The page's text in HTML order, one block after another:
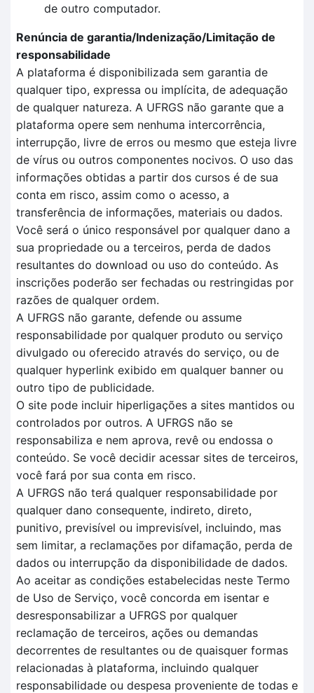
de outro computador.
Renúncia de garantia/Indenização/Limitação de
responsabilidade
A plataforma é disponibilizada sem garantia de
qualquer tipo, expressa ou implícita, de adequação
de qualquer natureza. A UFRGS não garante que a
plataforma opere sem nenhuma intercorrência,
interrupção, livre de erros ou mesmo que esteja livre
de vírus ou outros componentes nocivos. O uso das
informações obtidas a partir dos cursos é de sua
conta em risco, assim como o acesso, a
transferência de informações, materiais ou dados.
Você será o único responsável por qualquer dano a
sua propriedade ou a terceiros, perda de dados
resultantes do download ou uso do conteúdo. As
inscrições poderão ser fechadas ou restringidas por
razões de qualquer ordem.
A UFRGS não garante, defende ou assume
responsabilidade por qualquer produto ou serviço
divulgado ou oferecido através do serviço, ou de
qualquer hyperlink exibido em qualquer banner ou
outro tipo de publicidade.
O site pode incluir hiperligações a sites mantidos ou
controlados por outros. A UFRGS não se
responsabiliza e nem aprova, revê ou endossa o
conteúdo. Se você decidir acessar sites de terceiros,
você fará por sua conta em risco.
A UFRGS não terá qualquer responsabilidade por
qualquer dano consequente, indireto, direto,
punitivo, previsível ou imprevisível, incluindo, mas
sem limitar, a reclamações por difamação, perda de
dados ou interrupção da disponibilidade de dados.
Ao aceitar as condições estabelecidas neste Termo
de Uso de Serviço, você concorda em isentar e
desresponsabilizar a UFRGS por qualquer
reclamação de terceiros, ações ou demandas
decorrentes de resultantes ou de quaisquer formas
relacionadas à plataforma, incluindo qualquer
responsabilidade ou despesa proveniente de todas e